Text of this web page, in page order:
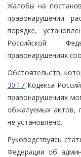
Жалобы на
правонарушении
порядке,
Российской
правонарушениях
Обстоятельств,
30.17 Кодекса
правонарушениях
обжалуемых актов,
не установлено.
Руководствуясь
Федерации об